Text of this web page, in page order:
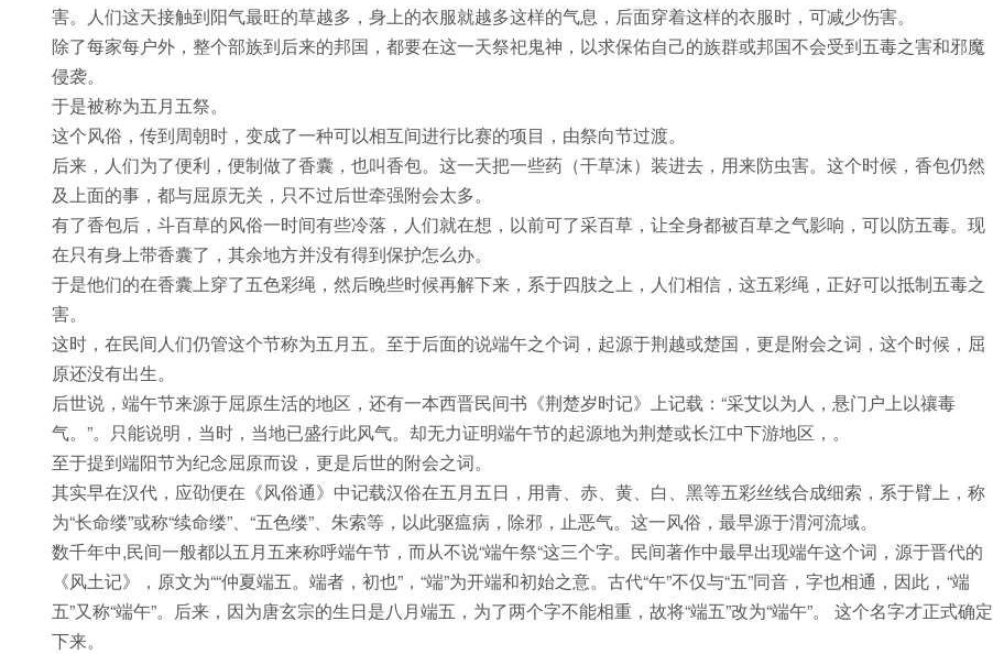
害。人们这天接触到阳气最旺的草越多，身上的衣服就越多这样的气息，后面穿着这样的衣服时，可减少伤害。
除了每家每户外，整个部族到后来的邦国，都要在这一天祭祀鬼神，以求保佑自己的族群或邦国不会受到五毒之害和邪魔
侵袭。
于是被称为五月五祭。
这个风俗，传到周朝时，变成了一种可以相互间进行比赛的项目，由祭向节过渡。
后来，人们为了便利，便制做了香囊，也叫香包。这一天把一些药（干草沫）装进去，用来防虫害。这个时候，香包仍然
及上面的事，都与屈原无关，只不过后世牵强附会太多。
有了香包后，斗百草的风俗一时间有些冷落，人们就在想，以前可了采百草，让全身都被百草之气影响，可以防五毒。现
在只有身上带香囊了，其余地方并没有得到保护怎么办。
于是他们的在香囊上穿了五色彩绳，然后晚些时候再解下来，系于四肢之上，人们相信，这五彩绳，正好可以抵制五毒之
害。
这时，在民间人们仍管这个节称为五月五。至于后面的说端午之个词，起源于荆越或楚国，更是附会之词，这个时候，屈
原还没有出生。
后世说，端午节来源于屈原生活的地区，还有一本西晋民间书《荆楚岁时记》上记载：“采艾以为人，悬门户上以禳毒
气。”。只能说明，当时，当地已盛行此风气。却无力证明端午节的起源地为荆楚或长江中下游地区，。
至于提到端阳节为纪念屈原而设，更是后世的附会之词。
其实早在汉代，应劭便在《风俗通》中记载汉俗在五月五日，用青、赤、黄、白、黑等五彩丝线合成细索，系于臂上，称
为“长命缕”或称“续命缕”、“五色缕”、朱索等，以此驱瘟病，除邪，止恶气。这一风俗，最早源于渭河流域。
数千年中,民间一般都以五月五来称呼端午节，而从不说“端午祭“这三个字。民间著作中最早出现端午这个词，源于晋代的
《风土记》，原文为““仲夏端五。端者，初也”，“端”为开端和初始之意。古代“午”不仅与“五”同音，字也相通，因此，“端
五”又称“端午”。后来，因为唐玄宗的生日是八月端五，为了两个字不能相重，故将“端五”改为“端午”。 这个名字才正式确定
下来。